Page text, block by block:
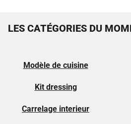
LES CATÉGORIES DU
Modèle de cuisine
Kit dressing
Carrelage interieur